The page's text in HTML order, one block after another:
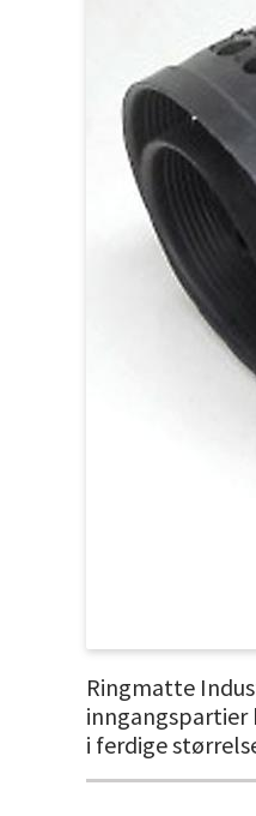
Ringmatte
inngangspartier
i ferdige